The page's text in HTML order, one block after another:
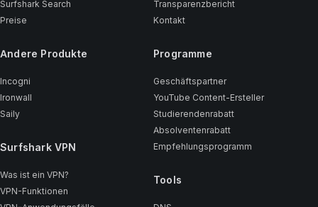
Surfshark Search
Preise
Andere Produkte
Incogni
Ironwall
Saily
Surfshark VPN
Was ist ein VPN?
VPN-Funktionen
Transparenzbericht
Kontakt
Programme
Geschäftspartner
YouTube Content-Ersteller
Studierendenrabatt
Absolventenrabatt
Empfehlungsprogramm
Tools